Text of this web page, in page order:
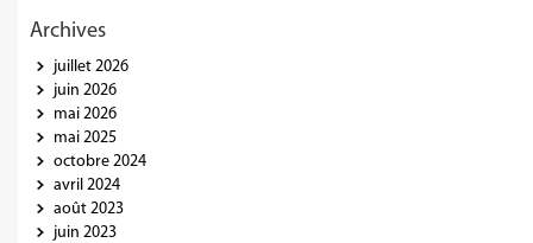
Archives
juillet 2026
juin 2026
mai 2026
mai 2025
octobre 2024
avril 2024
août 2023
juin 2023